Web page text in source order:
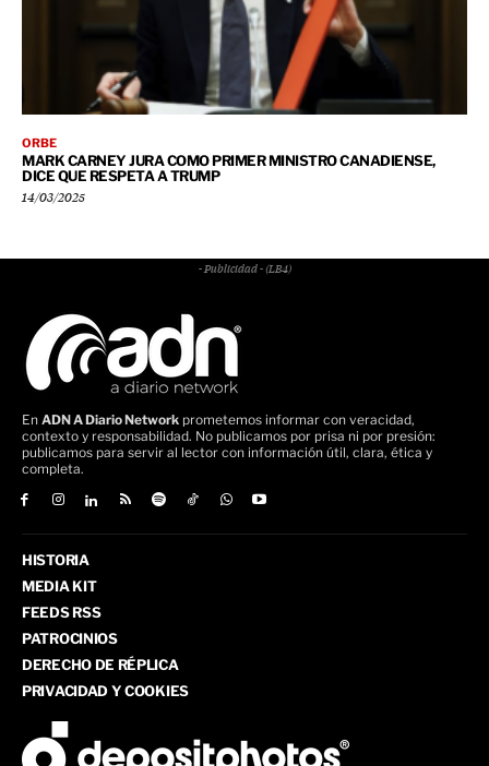
ORBE
MARK CARNEY JURA COMO PRIMER MINISTRO CANADIENSE,
DICE QUE RESPETA A TRUMP
14/03/2025
- Publicidad - (LB4)
En ADN A Diario Network prometemos informar con veracidad,
contexto y responsabilidad. No publicamos por prisa ni por presión:
publicamos para servir al lector con información útil, clara, ética y
completa.
HISTORIA
MEDIA KIT
FEEDS RSS
PATROCINIOS
DERECHO DE RÉPLICA
PRIVACIDAD Y COOKIES